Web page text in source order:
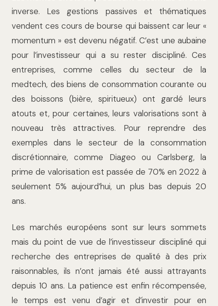
inverse. Les gestions passives et thématiques
vendent ces cours de bourse qui baissent car leur «
momentum » est devenu négatif. C’est une aubaine
pour l’investisseur qui a su rester discipliné. Ces
entreprises, comme celles du secteur de la
medtech, des biens de consommation courante ou
des boissons (bière, spiritueux) ont gardé leurs
atouts et, pour certaines, leurs valorisations sont à
nouveau très attractives. Pour reprendre des
exemples dans le secteur de la consommation
discrétionnaire, comme Diageo ou Carlsberg, la
prime de valorisation est passée de 70% en 2022 à
seulement 5% aujourd’hui, un plus bas depuis 20
ans.
Les marchés européens sont sur leurs sommets
mais du point de vue de l’investisseur discipliné qui
recherche des entreprises de qualité à des prix
raisonnables, ils n’ont jamais été aussi attrayants
depuis 10 ans. La patience est enfin récompensée,
le temps est venu d’agir et d’investir pour en